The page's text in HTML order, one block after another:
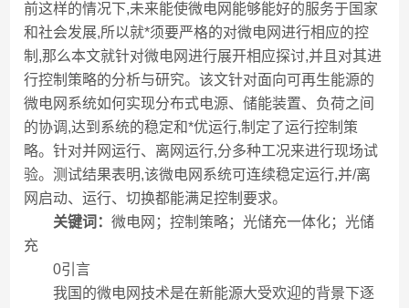
前这样的情况下,未来能使微电网能够能好的服务于国家
和社会发展,所以就*须要严格的对微电网进行相应的控
制,那么本文就针对微电网进行展开相应探讨,并且对其进
行控制策略的分析与研究。该文针对面向可再生能源的
微电网系统如何实现分布式电源、储能装置、负荷之间
的协调,达到系统的稳定和*优运行,制定了运行控制策
略。针对并网运行、离网运行,分多种工况来进行现场试
验。测试结果表明,该微电网系统可连续稳定运行,并/离
网启动、运行、切换都能满足控制要求。
关键词：微电网；控制策略；光储充一体化；光储
充
0引言
我国的微电网技术是在新能源大受欢迎的背景下逐